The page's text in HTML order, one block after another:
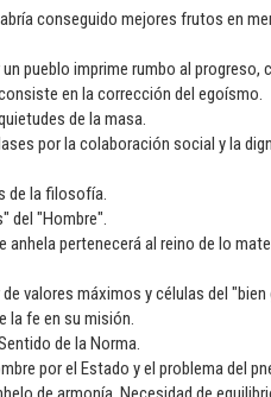
conseguido mejores frutos en
pueblo imprime rumbo al progreso,
en la corrección del egoísmo.
de la masa.
por la colaboración social y la
de la filosofía.
del "Hombre".
anhela pertenecerá al reino de lo
valores máximos y células del "bien
la fe en su misión.
de la Norma.
por el Estado y el problema del